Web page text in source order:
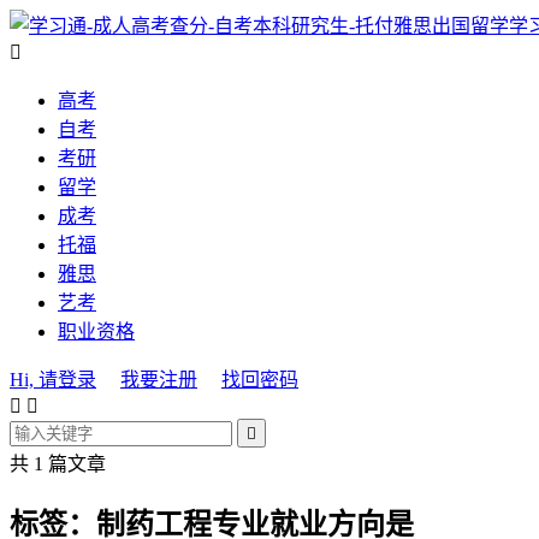
学

高考
自考
考研
留学
成考
托福
雅思
艺考
职业资格
Hi, 请登录 我要注册
找回密码
 

共 1 篇文章
标签：制药工程专业就业方向是